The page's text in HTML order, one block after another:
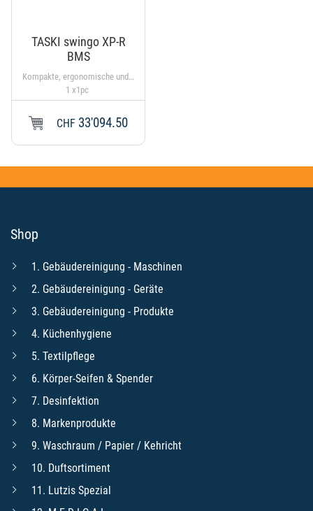
TASKI swingo XP-R
BMS
Kompakte, ergonomische und effiziente Stand-on Scheuersaugmaschine mit TASKI IntelliFlow. XP-R Tellerbürstensystem für eine hohe und intensive Reinigungsleistung. Exklusive Batterien und Zubehör
1 x1pc
CHF 33'094.50
Shop
1. Gebäudereinigung - Maschinen
2. Gebäudereinigung - Geräte
3. Gebäudereinigung - Produkte
4. Küchenhygiene
5. Textilpflege
6. Körper-Seifen & Spender
7. Desinfektion
8. Markenprodukte
9. Waschraum / Papier / Kehricht
10. Duftsortiment
11. Lutzis Spezial